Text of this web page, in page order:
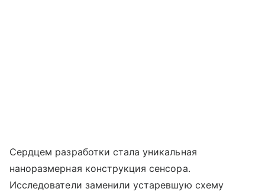
Сердцем разработки стала уникальная
наноразмерная конструкция сенсора.
Исследователи заменили устаревшую схему